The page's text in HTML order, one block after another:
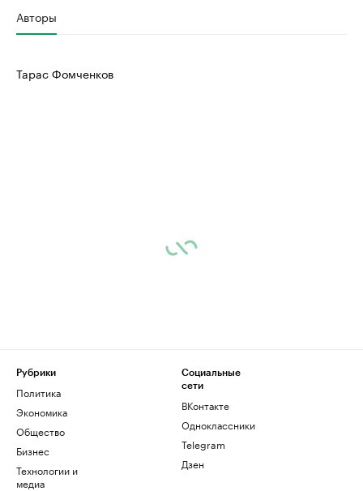
Авторы
Тарас Фомченков
Рубрики
Политика
Экономика
Общество
Бизнес
Технологии и
медиа
Социальные
сети
ВКонтакте
Одноклассники
Telegram
Дзен